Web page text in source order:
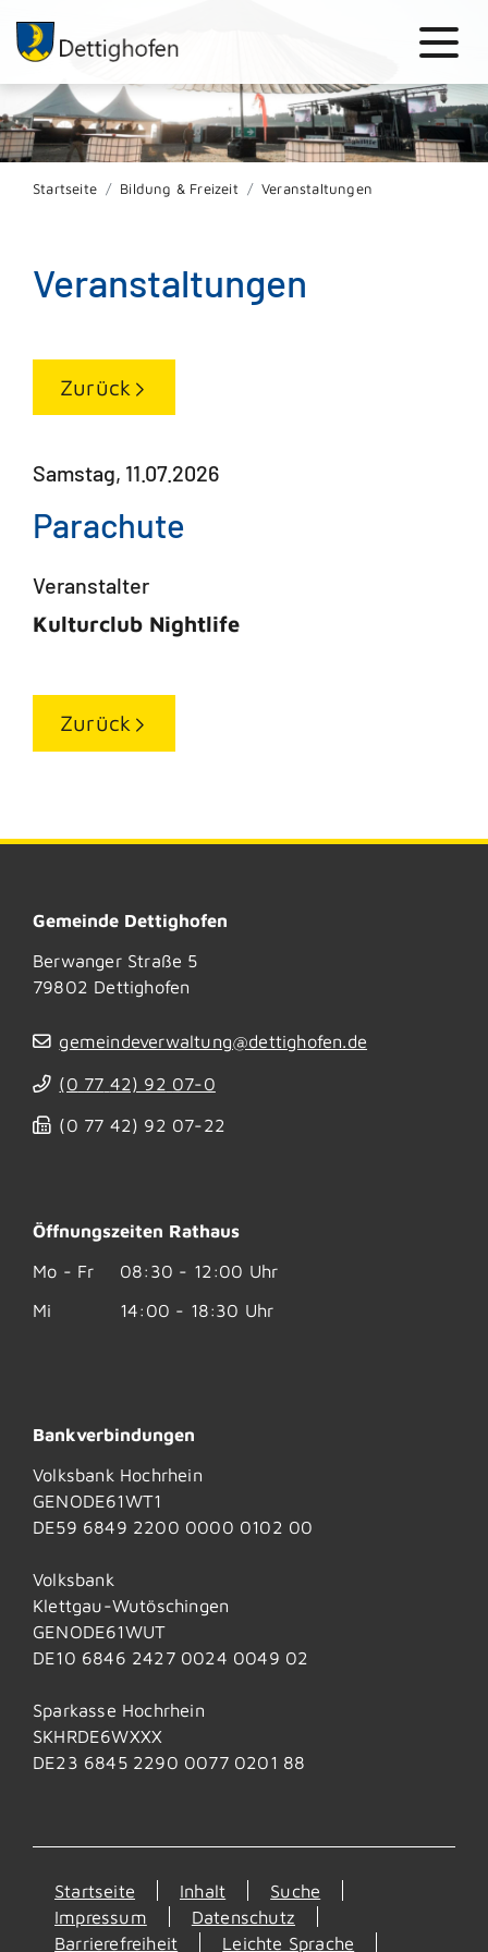
Startseite Bildung & Freizeit Veranstaltungen
Veranstaltungen
Zurück
Samstag, 11.07.2026
Parachute
Veranstalter
Kulturclub Nightlife
Zurück
Gemeinde Dettighofen
Berwanger Straße 5
79802 Dettighofen
gemeindeverwaltung@dettighofen.de
(0 77 42) 92 07-0
(0 77 42) 92 07-22
Öffnungszeiten Rathaus
Mo - Fr
08:30 - 12:00 Uhr
Mi
14:00 - 18:30 Uhr
Bankverbindungen
Volksbank Hochrhein
GENODE61WT1
DE59 6849 2200 0000 0102 00
Volksbank
Klettgau-Wutöschingen
GENODE61WUT
DE10 6846 2427 0024 0049 02
Sparkasse Hochrhein
SKHRDE6WXXX
DE23 6845 2290 0077 0201 88
Startseite Inhalt
Suche
Impressum
Datenschutz
Barrierefreiheit
Leichte Sprache